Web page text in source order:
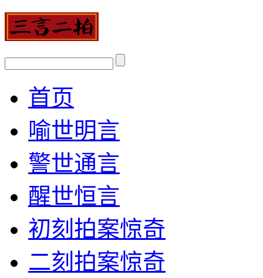
首页
喻世明言
警世通言
醒世恒言
初刻拍案惊奇
二刻拍案惊奇